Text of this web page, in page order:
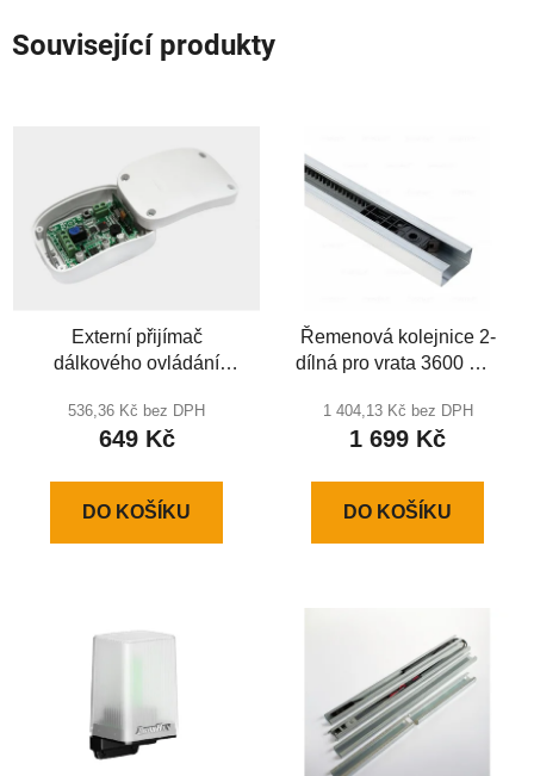
Související produkty
Externí přijímač
dálkového ovládání
536,36 Kč bez DPH
649 Kč
DO KOŠÍKU
Řemenová kolejnice 2-
dílná pro vrata 3600 mm
mm
1 404,13 Kč bez DPH
1 699 Kč
DO KOŠÍKU